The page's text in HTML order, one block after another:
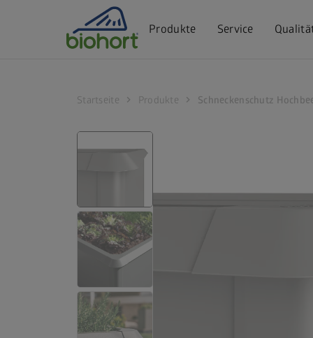
Produkte Service
Startseite chevron_right Produkte chevron_right Schneckenschutz